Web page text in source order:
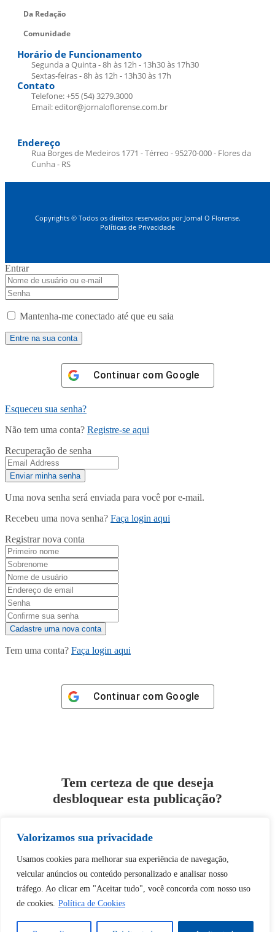
Valorizamos sua privacidade
Usamos cookies para melhorar sua experiência de navegação,
veicular anúncios ou conteúdo personalizado e analisar nosso
tráfego. Ao clicar em "Aceitar tudo", você concorda com nosso uso
de cookies. Política de Cookies
Da Redação
Comunidade
Horário de Funcionamento
Segunda a Quinta - 8h às 12h - 13h30 às 17h30
Sextas-feiras - 8h às 12h - 13h30 às 17h
Contato
Telefone: +55 (54) 3279.3000
Email: editor@jornaloflorense.com.br
Endereço
Rua Borges de Medeiros 1771 - Térreo - 95270-000 - Flores da
Cunha - RS
Copyrights © Todos os direitos reservados por Jornal O Florense.
Políticas de Privacidade
Entrar
Mantenha-me conectado até que eu saia
Continuar com Google
Esqueceu sua senha?
Não tem uma conta? Registre-se aqui
Recuperação de senha
Uma nova senha será enviada para você por e-mail.
Recebeu uma nova senha? Faça login aqui
Registrar nova conta
Tem uma conta? Faça login aqui
Continuar com Google
Tem certeza de que deseja
desbloquear esta publicação?
Desbloquear esquerda : 0
Sim Não